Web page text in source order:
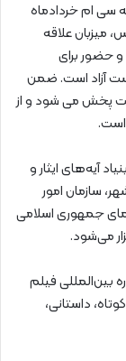
۱۶ عصر چهارشنبه سی ام خردادماه
میزبان علاقه
حضور برای
آزاد است. ضمن
پخش می شود و از
آیه‌های ایثار و
سازمان امور
جمهوری اسلامی
می‌شود.
بین‌المللی فیلم
داستانی،